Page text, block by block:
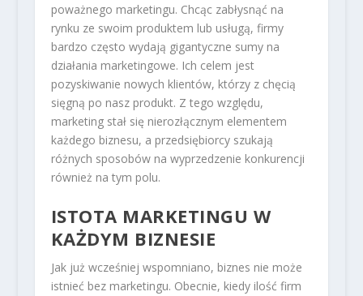
poważnego marketingu. Chcąc zabłysnąć na
rynku ze swoim produktem lub usługą, firmy
bardzo często wydają gigantyczne sumy na
działania marketingowe. Ich celem jest
pozyskiwanie nowych klientów, którzy z chęcią
sięgną po nasz produkt. Z tego względu,
marketing stał się nierozłącznym elementem
każdego biznesu, a przedsiębiorcy szukają
różnych sposobów na wyprzedzenie konkurencji
również na tym polu.
ISTOTA MARKETINGU W
KAŻDYM BIZNESIE
Jak już wcześniej wspomniano, biznes nie może
istnieć bez marketingu. Obecnie, kiedy ilość firm